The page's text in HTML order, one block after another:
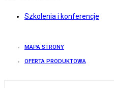
Szkolenia i konferencje
MAPA STRONY
OFERTA PRODUKTOWA